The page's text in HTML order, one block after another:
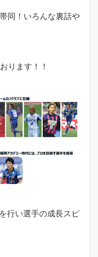
同！いろんな裏話や
ります！！
行い選手の成長スピ